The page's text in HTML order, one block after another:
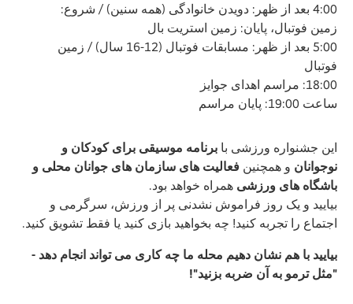
4:00 بعد از ظهر: دویدن خانوادگی (همه سنین) / شروع:
زمین فوتبال، پایان: زمین استریت بال
5:00 بعد از ظهر: مسابقات فوتبال (12-16 سال) / زمین
فوتبال
18:00: مراسم اهدای جوایز
ساعت 19:00: پایان مراسم
این جشنواره ورزشی با برنامه موسیقی برای کودکان و
نوجوانان و همچنین فعالیت های سازمان های جوانان محلی و
باشگاه های ورزشی همراه خواهد بود.
بیایید و یک روز فراموش نشدنی پر از ورزش، سرگرمی و
اجتماع را تجربه کنید! چه بخواهید بازی کنید یا فقط تشویق کنید.
بیایید با هم نشان دهیم محله ما چه کاری می تواند انجام دهد -
"مثل ترمو به آن ضربه بزنید"!